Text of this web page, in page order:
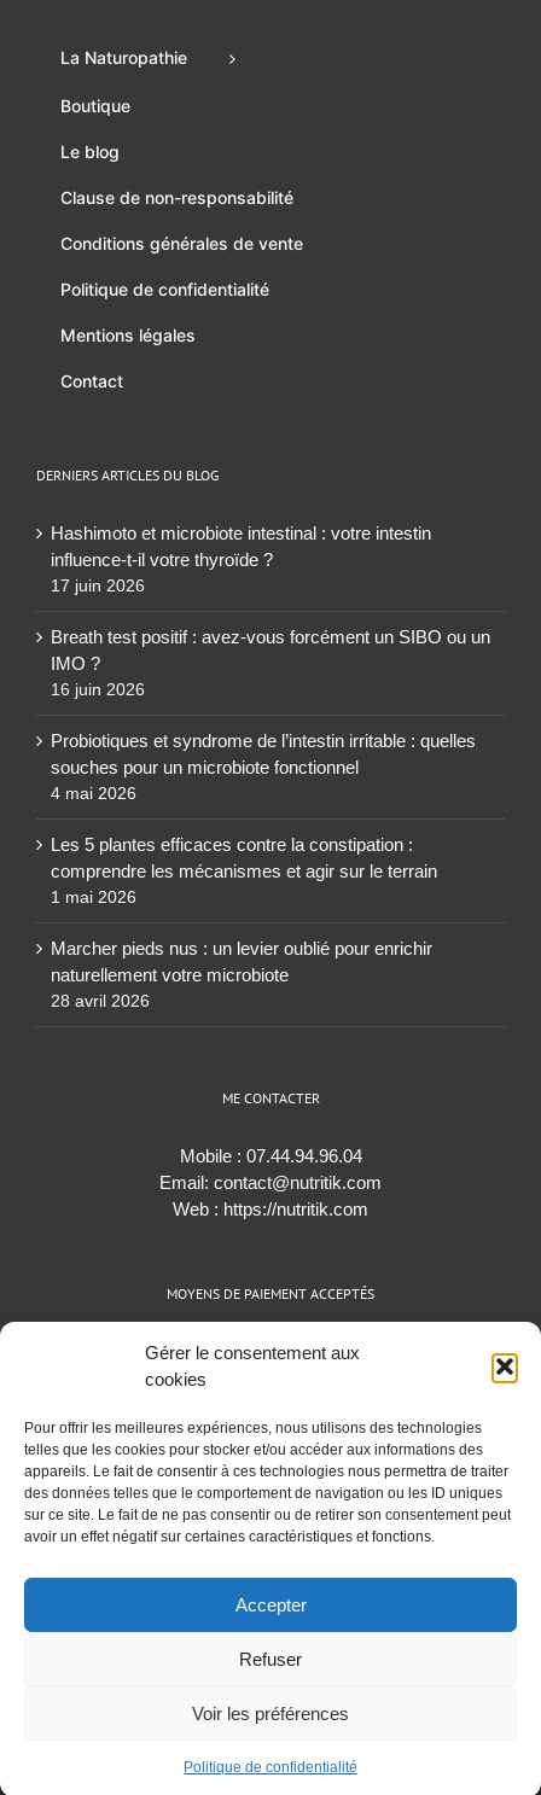
Gérer le consentement aux
cookies
Pour offrir les meilleures expériences, nous utilisons des technologies
telles que les cookies pour stocker et/ou accéder aux informations des
appareils. Le fait de consentir à ces technologies nous permettra de traiter
des données telles que le comportement de navigation ou les ID uniques
sur ce site. Le fait de ne pas consentir ou de retirer son consentement peut
avoir un effet négatif sur certaines caractéristiques et fonctions.
Accepter
Refuser
Voir les préférences
Politique de confidentialité
La Naturopathie
Boutique
Le blog
Clause de non-responsabilité
Conditions générales de vente
Politique de confidentialité
Mentions légales
Contact
DERNIERS ARTICLES DU BLOG
Hashimoto et microbiote intestinal : votre intestin
influence-t-il votre thyroïde ?
17 juin 2026
Breath test positif : avez-vous forcément un SIBO ou un
IMO ?
16 juin 2026
Probiotiques et syndrome de l’intestin irritable : quelles
souches pour un microbiote fonctionnel
4 mai 2026
Les 5 plantes efficaces contre la constipation :
comprendre les mécanismes et agir sur le terrain
1 mai 2026
Marcher pieds nus : un levier oublié pour enrichir
naturellement votre microbiote
28 avril 2026
ME CONTACTER
Mobile : 07.44.94.96.04
Email: contact@nutritik.com
Web : https://nutritik.com
MOYENS DE PAIEMENT ACCEPTÉS
Espèces (EUR)
Cartes bancaires (VISA, Mastercard et AMEX)
Cryptomonnaies (BTC)
Nutritik.com 2011 - 2026 - Tout droits réservés